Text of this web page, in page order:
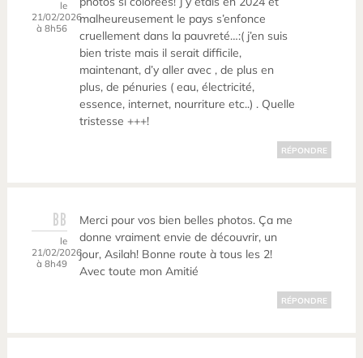
le
21/02/2026
à 8h56
malheureusement le pays s’enfonce
cruellement dans la pauvreté…:( j’en suis
bien triste mais il serait difficile,
maintenant, d’y aller avec , de plus en
plus, de pénuries ( eau, électricité,
essence, internet, nourriture etc..) . Quelle
tristesse +++!
RÉPONDRE
BB
le
21/02/2026
à 8h49
Merci pour vos bien belles photos. Ça me
donne vraiment envie de découvrir, un
jour, Asilah! Bonne route à tous les 2!
Avec toute mon Amitié
RÉPONDRE